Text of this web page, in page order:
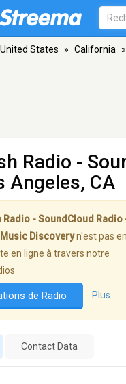
United States » California »
Radio -
Angeles, CA
Radio - SoundCloud Radio
Music Discoveryn'est pas en
en ligne à travers notre
de Radio Plus
Contact Data